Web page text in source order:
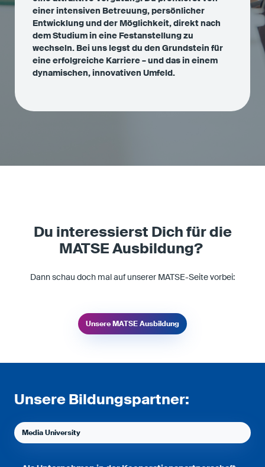
einer intensiven Betreuung, persönlicher
Entwicklung und der Möglichkeit, direkt nach
dem Studium in eine Festanstellung zu
wechseln. Bei uns legst du den Grundstein für
eine erfolgreiche Karriere – und das in einem
dynamischen, innovativen Umfeld.
Du interessierst Dich für die
MATSE Ausbildung?
Dann schau doch mal auf unserer MATSE-Seite vorbei:
Unsere MATSE Ausbildung
Unsere Bildungspartner:
Media University